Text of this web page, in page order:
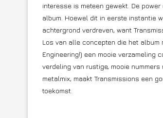
interesse is meteen gewekt. De
album. Hoewel dit in eerste instantie
achtergrond verdreven, want
Los van alle concepten die het album
Engineering!) een mooie verzameling
verdeling van rustige, mooie
metalmix, maakt Transmissions een
toekomst.